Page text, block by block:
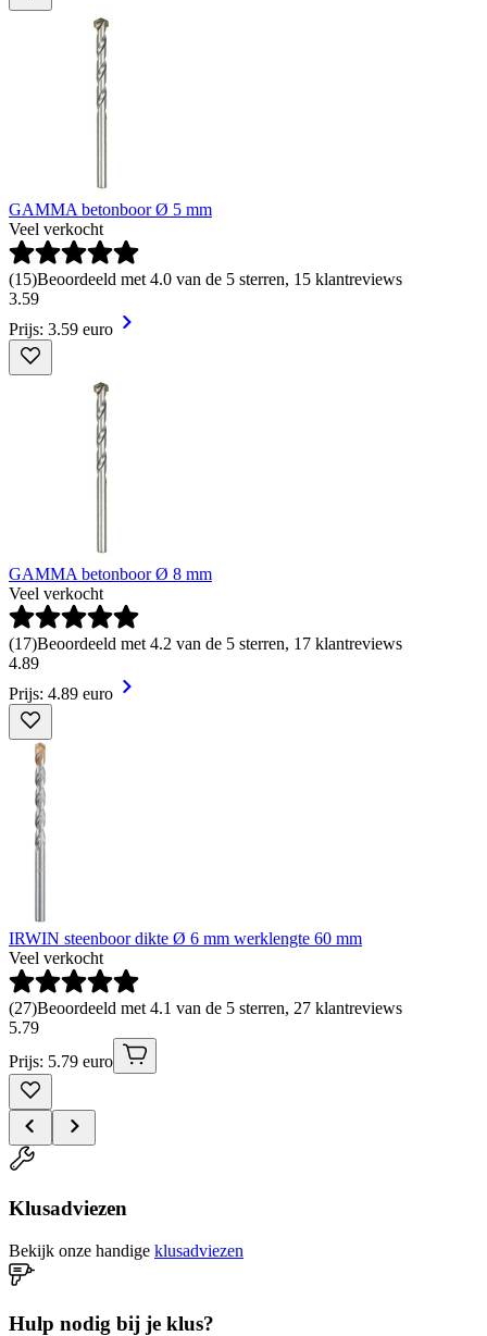
GAMMA betonboor Ø 5 mm
Veel verkocht
(15)Beoordeeld met 4.0 van de 5 sterren, 15 klantreviews
3.59
Prijs: 3.59 euro
GAMMA betonboor Ø 8 mm
Veel verkocht
(17)Beoordeeld met 4.2 van de 5 sterren, 17 klantreviews
4.89
Prijs: 4.89 euro
IRWIN steenboor dikte Ø 6 mm werklengte 60 mm
Veel verkocht
(27)Beoordeeld met 4.1 van de 5 sterren, 27 klantreviews
5.79
Prijs: 5.79 euro
Klusadviezen
Bekijk onze handige klusadviezen
Hulp nodig bij je klus?